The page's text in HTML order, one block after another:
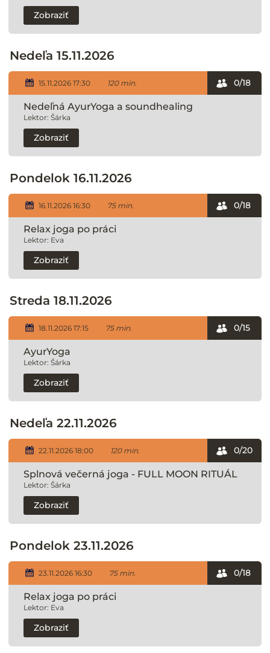
Zobraziť
Nedeľa 15.11.2026
15.11.2026 17:30 120 min.
Nedeľná AyurYoga a soundhealing
Lektor: Šárka
0/18
Zobraziť
Pondelok 16.11.2026
16.11.2026 16:30 75 min.
Relax joga po práci
Lektor: Eva
0/18
Zobraziť
Streda 18.11.2026
18.11.2026 17:15 75 min.
AyurYoga
Lektor: Šárka
0/15
Zobraziť
Nedeľa 22.11.2026
22.11.2026 18:00 120 min.
Splnová večerná joga - FULL MOON RITUÁL
Lektor: Šárka
0/20
Zobraziť
Pondelok 23.11.2026
23.11.2026 16:30 75 min.
Relax joga po práci
Lektor: Eva
0/18
Zobraziť